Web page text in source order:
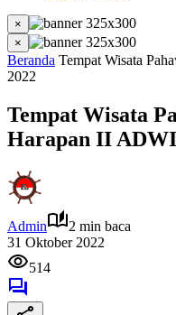
×
×
Beranda Tempat Wisata
2022
Tempat Wisata
Harapan II ADWI
Admin
2 min baca
31 Oktober 2022
514